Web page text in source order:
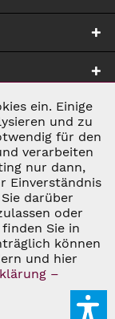
ZZGL.
WENN NICHT
THEME BY
Aktiv
Inaktiv
Inaktiv
Inaktiv
ein. Einige
und zu
für den
verarbeiten
nur dann,
Einverständnis
darüber
oder
Sie in
können
und hier
–